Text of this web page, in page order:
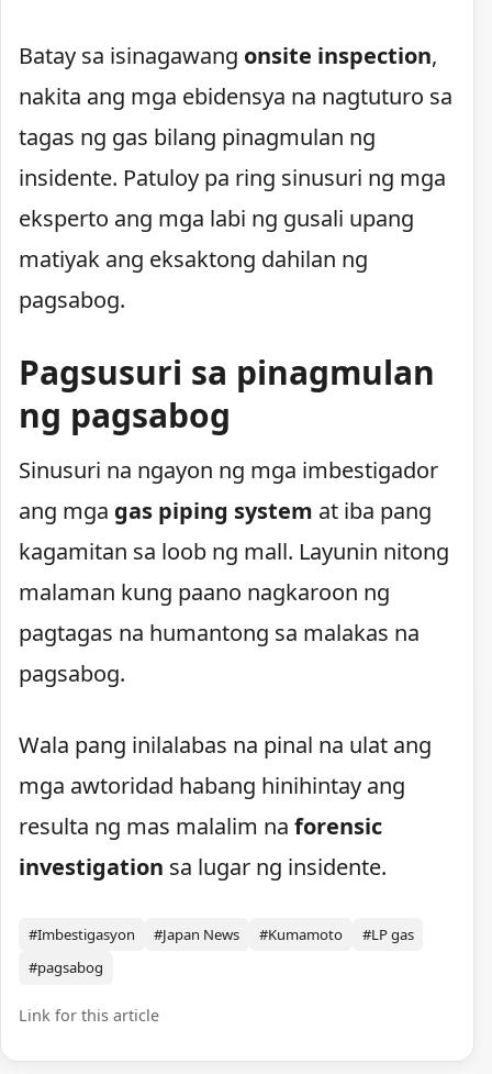
Batay sa isinagawang onsite inspection,
nakita ang mga ebidensya na nagtuturo sa
tagas ng gas bilang pinagmulan ng
insidente. Patuloy pa ring sinusuri ng mga
eksperto ang mga labi ng gusali upang
matiyak ang eksaktong dahilan ng
pagsabog.
Pagsusuri sa pinagmulan
ng pagsabog
Sinusuri na ngayon ng mga imbestigador
ang mga gas piping system at iba pang
kagamitan sa loob ng mall. Layunin nitong
malaman kung paano nagkaroon ng
pagtagas na humantong sa malakas na
pagsabog.
Wala pang inilalabas na pinal na ulat ang
mga awtoridad habang hinihintay ang
resulta ng mas malalim na forensic
investigation sa lugar ng insidente.
#Imbestigasyon #Japan News #Kumamoto
#LP gas
#pagsabog
Link for this article